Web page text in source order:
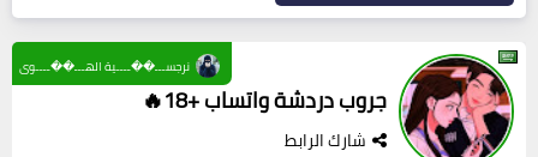
جروب دردشة واتساب +18🔥
شارك الرابط
نرجســـ��ــــية الهـــ��ــــوى